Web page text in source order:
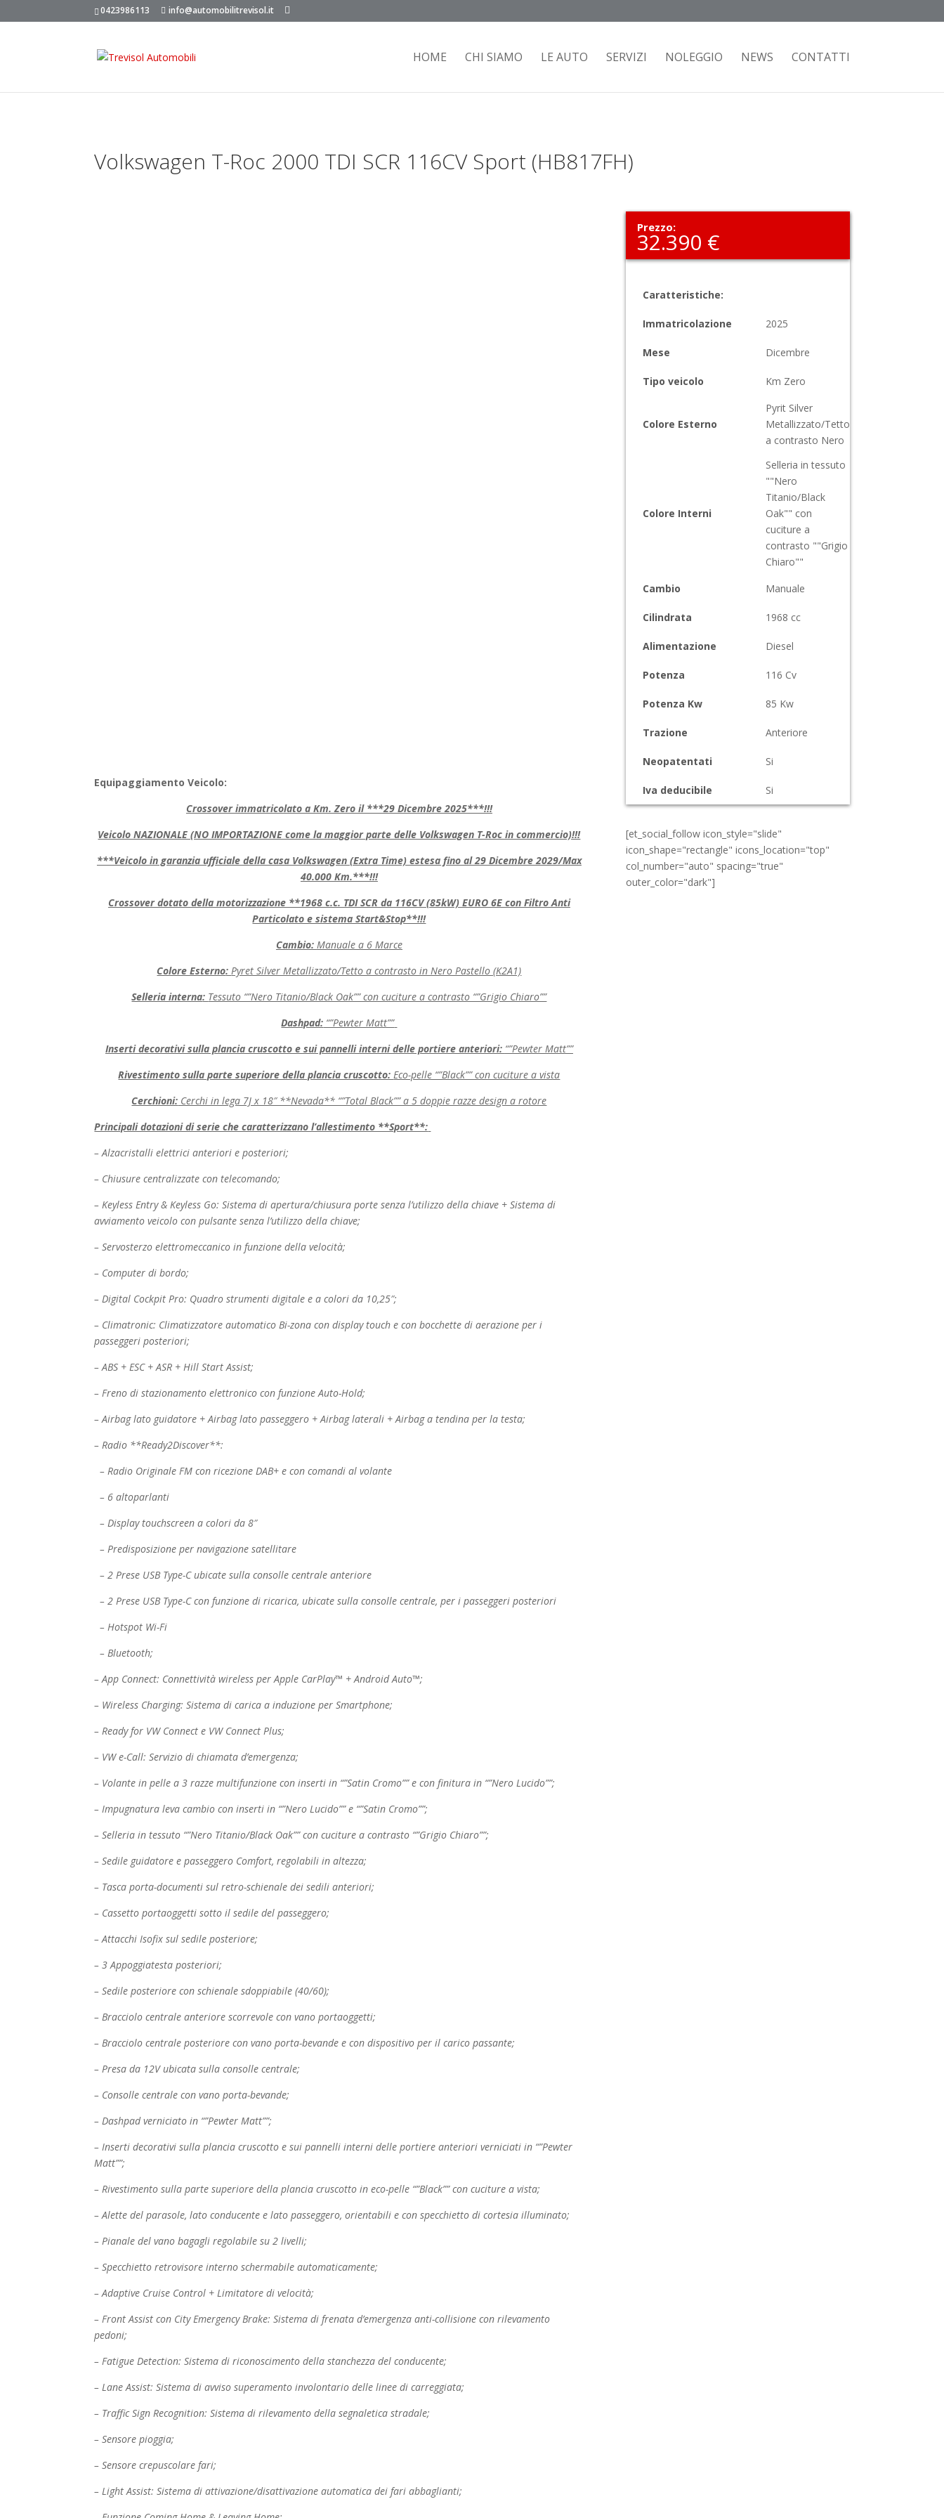
0423986113 info@automobilitrevisol.it
HOME CHI SIAMO LE AUTO SERVIZI NOLEGGIO NEWS CONTATTI
Volkswagen T-Roc 2000 TDI SCR 116CV Sport (HB817FH)
Equipaggiamento Veicolo:
Crossover immatricolato a Km. Zero il ***29 Dicembre 2025***!!!
Veicolo NAZIONALE (NO IMPORTAZIONE come la maggior parte delle Volkswagen T-Roc in commercio)!!!
***Veicolo in garanzia ufficiale della casa Volkswagen (Extra Time) estesa fino al 29 Dicembre 2029/Max
40.000 Km.***!!!
Crossover dotato della motorizzazione **1968 c.c. TDI SCR da 116CV (85kW) EURO 6E con Filtro Anti
Particolato e sistema Start&Stop**!!!
Cambio: Manuale a 6 Marce
Colore Esterno:Pyret Silver Metallizzato/Tetto a contrasto in Nero Pastello (K2A1)
Selleria interna: Tessuto “”Nero Titanio/Black Oak”” con cuciture a contrasto “”Grigio Chiaro””
Dashpad: “”Pewter Matt””
Inserti decorativi sulla plancia cruscotto e sui pannelli interni delle portiere anteriori: “”Pewter Matt””
Rivestimento sulla parte superiore della plancia cruscotto:Eco-pelle “”Black”” con cuciture a vista
Cerchioni: Cerchi in lega 7J x 18″ **Nevada** “”Total Black”” a 5 doppie razze design a rotore
Principali dotazioni di serie che caratterizzano l’allestimento **Sport**:
– Alzacristalli elettrici anteriori e posteriori;
– Chiusure centralizzate con telecomando;
– Keyless Entry & Keyless Go: Sistema di apertura/chiusura porte senza l’utilizzo della chiave + Sistema di
avviamento veicolo con pulsante senza l’utilizzo della chiave;
– Servosterzo elettromeccanico in funzione della velocità;
– Computer di bordo;
– Digital Cockpit Pro: Quadro strumenti digitale e a colori da 10,25″;
– Climatronic: Climatizzatore automatico Bi-zona con display touch e con bocchette di aerazione per i
passeggeri posteriori;
– ABS + ESC + ASR + Hill Start Assist;
– Freno di stazionamento elettronico con funzione Auto-Hold;
– Airbag lato guidatore + Airbag lato passeggero + Airbag laterali + Airbag a tendina per la testa;
– Radio **Ready2Discover**:
– Radio Originale FM con ricezione DAB+ e con comandi al volante
– 6 altoparlanti
– Display touchscreen a colori da 8″
– Predisposizione per navigazione satellitare
– 2 Prese USB Type-C ubicate sulla consolle centrale anteriore
– 2 Prese USB Type-C con funzione di ricarica, ubicate sulla consolle centrale, per i passeggeri posteriori
– Hotspot Wi-Fi
– Bluetooth;
– App Connect: Connettività wireless per Apple CarPlay™ + Android Auto™;
– Wireless Charging: Sistema di carica a induzione per Smartphone;
– Ready for VW Connect e VW Connect Plus;
– VW e-Call: Servizio di chiamata d’emergenza;
– Volante in pelle a 3 razze multifunzione con inserti in “”Satin Cromo”” e con finitura in “”Nero Lucido””;
– Impugnatura leva cambio con inserti in “”Nero Lucido”” e “”Satin Cromo””;
– Selleria in tessuto “”Nero Titanio/Black Oak”” con cuciture a contrasto “”Grigio Chiaro””;
– Sedile guidatore e passeggero Comfort, regolabili in altezza;
– Tasca porta-documenti sul retro-schienale dei sedili anteriori;
– Cassetto portaoggetti sotto il sedile del passeggero;
– Attacchi Isofix sul sedile posteriore;
– 3 Appoggiatesta posteriori;
– Sedile posteriore con schienale sdoppiabile (40/60);
– Bracciolo centrale anteriore scorrevole con vano portaoggetti;
– Bracciolo centrale posteriore con vano porta-bevande e con dispositivo per il carico passante;
– Presa da 12V ubicata sulla consolle centrale;
– Consolle centrale con vano porta-bevande;
– Dashpad verniciato in “”Pewter Matt””;
– Inserti decorativi sulla plancia cruscotto e sui pannelli interni delle portiere anteriori verniciati in “”Pewter
Matt””;
– Rivestimento sulla parte superiore della plancia cruscotto in eco-pelle “”Black”” con cuciture a vista;
– Alette del parasole, lato conducente e lato passeggero, orientabili e con specchietto di cortesia illuminato;
– Pianale del vano bagagli regolabile su 2 livelli;
– Specchietto retrovisore interno schermabile automaticamente;
– Adaptive Cruise Control + Limitatore di velocità;
– Front Assist con City Emergency Brake: Sistema di frenata d’emergenza anti-collisione con rilevamento
pedoni;
– Fatigue Detection: Sistema di riconoscimento della stanchezza del conducente;
– Lane Assist: Sistema di avviso superamento involontario delle linee di carreggiata;
– Traffic Sign Recognition: Sistema di rilevamento della segnaletica stradale;
– Sensore pioggia;
– Sensore crepuscolare fari;
– Light Assist: Sistema di attivazione/disattivazione automatica dei fari abbaglianti;
Prezzo:
32.390 €
Caratteristiche:
Immatricolazione 2025
Mese Dicembre
Tipo veicolo Km Zero
Colore Esterno
Pyrit Silver
Metallizzato/Tetto
a contrasto Nero
Colore Interni
Selleria in tessuto
""Nero
Titanio/Black
Oak"" con
cuciture a
contrasto ""Grigio
Chiaro""
Cambio
Manuale
Cilindrata 1968 cc
Alimentazione Diesel
Potenza 116 Cv
Potenza Kw 85 Kw
Trazione Anteriore
Neopatentati Si
Iva deducibile Si
[et_social_follow icon_style="slide"
icon_shape="rectangle" icons_location="top"
col_number="auto" spacing="true"
outer_color="dark"]